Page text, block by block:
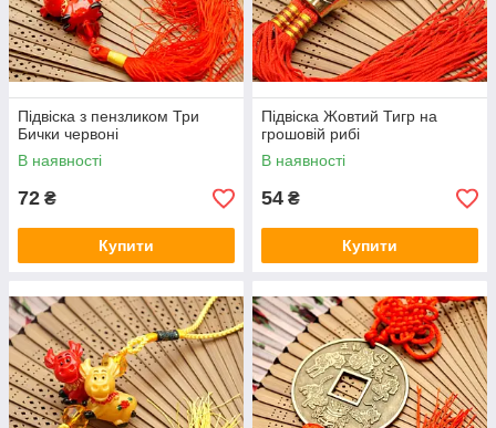
Підвіска з пензликом Три
Бички червоні
В наявності
72 ₴
Купити
Підвіска Жовтий Тигр на
грошовій рибі
В наявності
54 ₴
Купити